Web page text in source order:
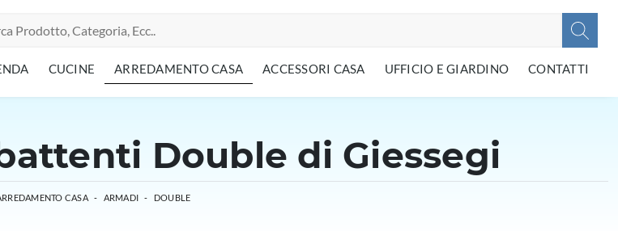
CUCINE ARREDAMENTO CASA ACCESSORI CASA UFFICIO E GIARDINO CONTATTI
Double di Giessegi
CASA - ARMADI - DOUBLE